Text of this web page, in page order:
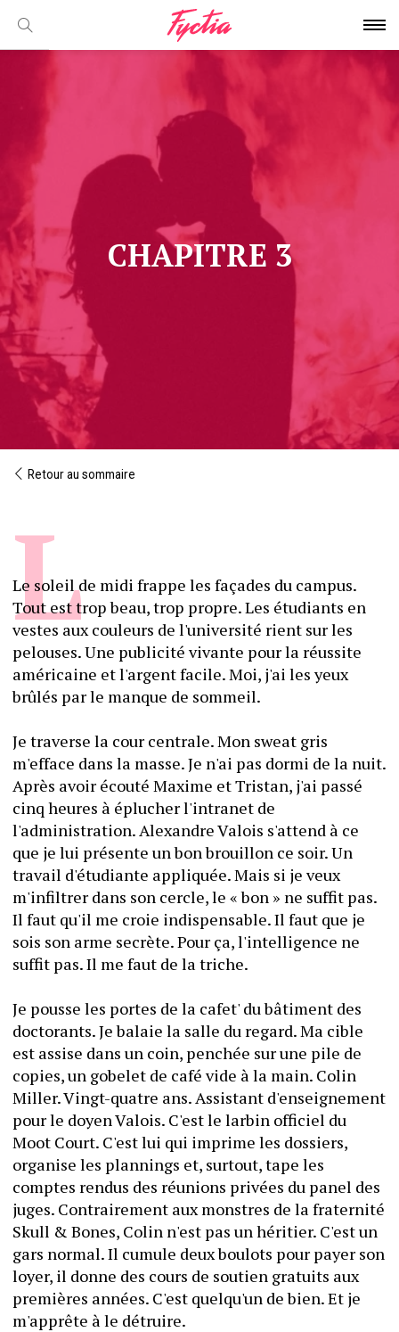
CHAPITRE 3
Retour au sommaire
Le soleil de midi frappe les façades du campus.
Tout est trop beau, trop propre. Les étudiants en
vestes aux couleurs de l'université rient sur les
pelouses. Une publicité vivante pour la réussite
américaine et l'argent facile. Moi, j'ai les yeux
brûlés par le manque de sommeil.
Je traverse la cour centrale. Mon sweat gris
m'efface dans la masse. Je n'ai pas dormi de la nuit.
Après avoir écouté Maxime et Tristan, j'ai passé
cinq heures à éplucher l'intranet de
l'administration. Alexandre Valois s'attend à ce
que je lui présente un bon brouillon ce soir. Un
travail d'étudiante appliquée. Mais si je veux
m'infiltrer dans son cercle, le « bon » ne suffit pas.
Il faut qu'il me croie indispensable. Il faut que je
sois son arme secrète. Pour ça, l'intelligence ne
suffit pas. Il me faut de la triche.
Je pousse les portes de la cafet' du bâtiment des
doctorants. Je balaie la salle du regard. Ma cible
est assise dans un coin, penchée sur une pile de
copies, un gobelet de café vide à la main. Colin
Miller. Vingt-quatre ans. Assistant d'enseignement
pour le doyen Valois. C'est le larbin officiel du
Moot Court. C'est lui qui imprime les dossiers,
organise les plannings et, surtout, tape les
comptes rendus des réunions privées du panel des
juges. Contrairement aux monstres de la fraternité
Skull & Bones, Colin n'est pas un héritier. C'est un
gars normal. Il cumule deux boulots pour payer son
loyer, il donne des cours de soutien gratuits aux
premières années. C'est quelqu'un de bien. Et je
m'apprête à le détruire.